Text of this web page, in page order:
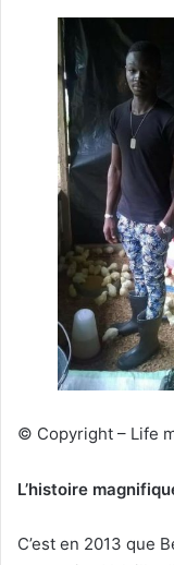
© Copyright – Life
L’histoire
C’est en 2013 que